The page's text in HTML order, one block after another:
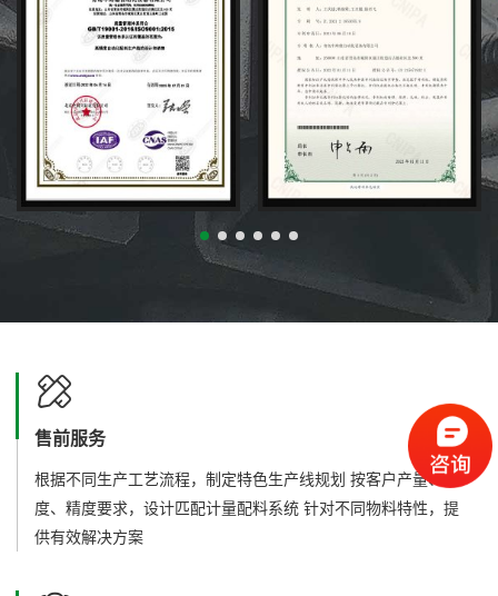
售前服务
根据不同生产工艺流程，制定特色生产线规划 按客户产量、速
度、精度要求，设计匹配计量配料系统 针对不同物料特性，提
供有效解决方案